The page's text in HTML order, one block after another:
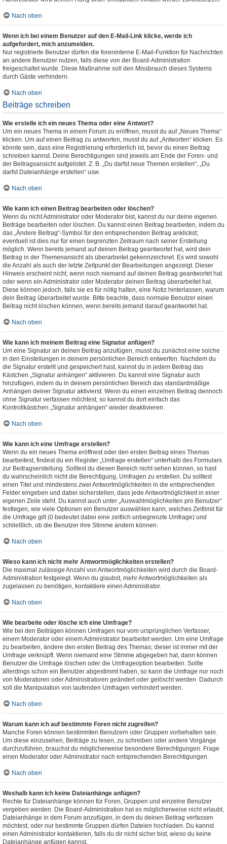
Nach oben
Wenn ich bei einem Benutzer auf den E-Mail-Link klicke, werde ich
aufgefordert, mich anzumelden.
Nur registrierte Benutzer dürfen die foreninterne E-Mail-Funktion für Nachrichten
an andere Benutzer nutzen, falls diese von der Board-Administration
freigeschaltet wurde. Diese Maßnahme soll den Missbrauch dieses Systems
durch Gäste verhindern.
Nach oben
Beiträge schreiben
Wie erstelle ich ein neues Thema oder eine Antwort?
Um ein neues Thema in einem Forum zu eröffnen, musst du auf „Neues Thema“
klicken. Um auf einen Beitrag zu antworten, musst du auf „Antworten“ klicken. Es
könnte sein, dass eine Registrierung erforderlich ist, bevor du einen Beitrag
schreiben kannst. Deine Berechtigungen sind jeweils am Ende der Foren- und
der Beitragsansicht aufgelistet. Z. B. „Du darfst neue Themen erstellen“, „Du
darfst Dateianhänge erstellen“ usw.
Nach oben
Wie kann ich einen Beitrag bearbeiten oder löschen?
Wenn du nicht Administrator oder Moderator bist, kannst du nur deine eigenen
Beiträge bearbeiten oder löschen. Du kannst einen Beitrag bearbeiten, indem du
das „Ändere Beitrag“-Symbol für den entsprechenden Beitrag anklickst;
eventuell ist dies nur für einen begrenzten Zeitraum nach seiner Erstellung
möglich. Wenn bereits jemand auf deinen Beitrag geantwortet hat, wird dein
Beitrag in der Themenansicht als überarbeitet gekennzeichnet. Es wird sowohl
die Anzahl als auch der letzte Zeitpunkt der Bearbeitungen angezeigt. Dieser
Hinweis erscheint nicht, wenn noch niemand auf deinen Beitrag geantwortet hat
oder wenn ein Administrator oder Moderator deinen Beitrag überarbeitet hat.
Diese können jedoch, falls sie es für nötig halten, eine Notiz hinterlassen, warum
dein Beitrag überarbeitet wurde. Bitte beachte, dass normale Benutzer einen
Beitrag nicht löschen können, wenn bereits jemand darauf geantwortet hat.
Nach oben
Wie kann ich meinem Beitrag eine Signatur anfügen?
Um eine Signatur an deinen Beitrag anzufügen, musst du zunächst eine solche
in den Einstellungen in deinem persönlichen Bereich entwerfen. Nachdem du
die Signatur erstellt und gespeichert hast, kannst du in jedem Beitrag das
Kästchen „Signatur anhängen“ aktivieren. Du kannst eine Signatur auch
hinzufügen, indem du in deinem persönlichen Bereich das standardmäßige
Anhängen deiner Signatur aktivierst. Wenn du einen einzelnen Beitrag dennoch
ohne Signatur verfassen möchtest, so kannst du dort einfach das
Kontrollkästchen „Signatur anhängen“ wieder deaktivieren.
Nach oben
Wie kann ich eine Umfrage erstellen?
Wenn du ein neues Thema eröffnest oder den ersten Beitrag eines Themas
bearbeitest, findest du ein Register „Umfrage erstellen“ unterhalb des Formulars
zur Beitragserstellung. Solltest du diesen Bereich nicht sehen können, so hast
du wahrscheinlich nicht die Berechtigung, Umfragen zu erstellen. Du solltest
einen Titel und mindestens zwei Antwortmöglichkeiten in die entsprechenden
Felder eingeben und dabei sicherstellen, dass jede Antwortmöglichkeit in einer
eigenen Zeile steht. Du kannst auch unter „Auswahlmöglichkeiten pro Benutzer“
festlegen, wie viele Optionen ein Benutzer auswählen kann, welches Zeitlimit für
die Umfrage gilt (0 bedeutet dabei eine zeitlich unbegrenzte Umfrage) und
schließlich, ob die Benutzer ihre Stimme ändern können.
Nach oben
Wieso kann ich nicht mehr Antwortmöglichkeiten erstellen?
Die maximal zulässige Anzahl von Antwortmöglichkeiten wird durch die Board-
Administration festgelegt. Wenn du glaubst, mehr Antwortmöglichkeiten als
zugelassen zu benötigen, kontaktiere einen Administrator.
Nach oben
Wie bearbeite oder lösche ich eine Umfrage?
Wie bei den Beiträgen können Umfragen nur vom ursprünglichen Verfasser,
einem Moderator oder einem Administrator bearbeitet werden. Um eine Umfrage
zu bearbeiten, ändere den ersten Beitrag des Themas; dieser ist immer mit der
Umfrage verknüpft. Wenn niemand eine Stimme abgegeben hat, dann können
Benutzer die Umfrage löschen oder die Umfrageoption bearbeiten. Sollte
allerdings schon ein Benutzer abgestimmt haben, so kann die Umfrage nur noch
von Moderatoren oder Administratoren geändert oder gelöscht werden. Dadurch
soll die Manipulation von laufenden Umfragen verhindert werden.
Nach oben
Warum kann ich auf bestimmte Foren nicht zugreifen?
Manche Foren können bestimmten Benutzern oder Gruppen vorbehalten sein.
Um diese einzusehen, Beiträge zu lesen, zu schreiben oder andere Vorgänge
durchzuführen, brauchst du möglicherweise besondere Berechtigungen. Frage
einen Moderator oder Administrator nach entsprechenden Berechtigungen.
Nach oben
Weshalb kann ich keine Dateianhänge anfügen?
Rechte für Dateianhänge können für Foren, Gruppen und einzelne Benutzer
vergeben werden. Die Board-Administration hat es möglicherweise nicht erlaubt,
Dateianhänge in dem Forum anzufügen, in dem du deinen Beitrag verfassen
möchtest, oder nur bestimmte Gruppen dürfen Dateien hochladen. Du kannst
einen Administrator kontaktieren, falls du dir nicht sicher bist, wieso du keine
Dateianhänge anfügen kannst.